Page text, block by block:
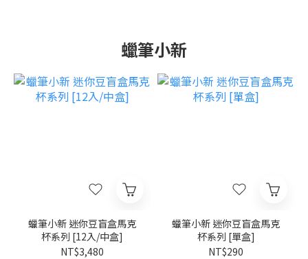
蠟筆小新
蠟筆小新 迷你豆盲盒馬克
杯系列 [12入/中盒]
NT$3,480
蠟筆小新 迷你豆盲盒馬克
杯系列 [單盒]
NT$290